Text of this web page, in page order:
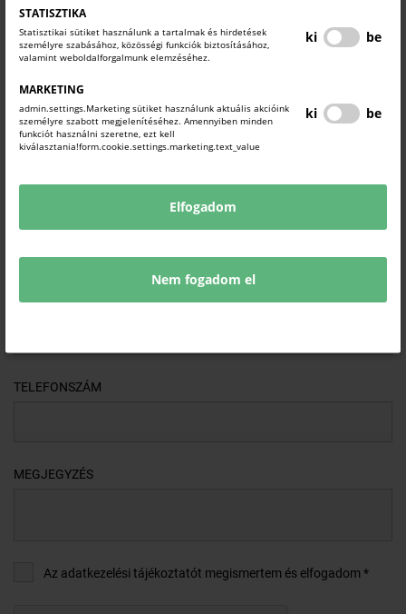
STATISZTIKA
Statisztikai sütiket használunk a tartalmak és hirdetések
személyre szabásához, közösségi funkciók biztosításához,
valamint weboldalforgalmunk elemzéséhez.
ki be
MARKETING
admin.settings.Marketing sütiket használunk aktuális akcióink
személyre szabott megjelenítéséhez. Amennyiben minden
funkciót használni szeretne, ezt kell
kiválasztania!form.cookie.settings.marketing.text_value
ki be
Elfogadom
Nem fogadom el
(Jelentkezési határidő: 2026. június 15.)
NÉV*
CÉGNÉV
TELEFONSZÁM
MEGJEGYZÉS
Az adatkezelési tájékoztatót megismertem és elfogadom *